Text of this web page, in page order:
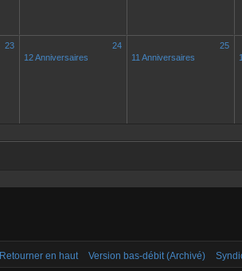
23
24
12 Anniversaires
25
11 Anniversaires
Retourner en haut Version bas-débit (Archivé)